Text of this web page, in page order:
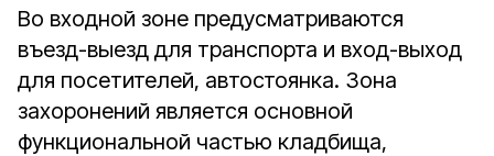
Во входной зоне предусматриваются
въезд-выезд для транспорта и вход-выход
для посетителей, автостоянка. Зона
захоронений является основной
функциональной частью кладбища,